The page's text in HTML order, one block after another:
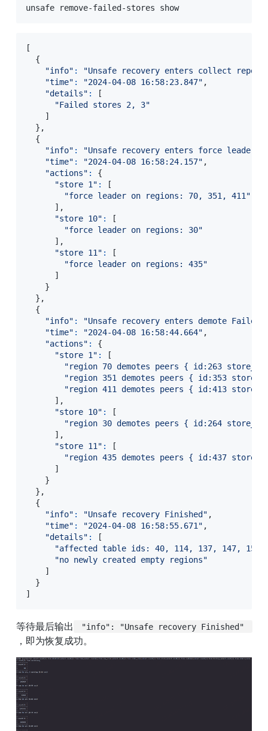
unsafe remove-failed-stores show
[
{
"info" :
"Unsafe recovery enters collect report
"time" : "2024-04-08 16:58:23.847" ,
"details" :
[
"Failed stores 2, 3"
]
} ,
{
"info" :
"Unsafe recovery enters force leader
"time" : "2024-04-08 16:58:24.157" ,
"actions" :
{
"store 1" :
[
"force leader on regions: 70, 351, 411"
] ,
"store 10" :
[
"force leader on regions: 30"
] ,
"store 11" :
[
"force leader on regions: 435"
]
}
} ,
{
"info" :
"Unsafe recovery enters demote Failed
"time" : "2024-04-08 16:58:44.664" ,
"actions" :
{
"store 1" :
[
"region 70 demotes peers { id:263
"region 351 demotes peers { id:353
"region 411 demotes peers { id:413
] ,
"store 10" :
[
"region 30 demotes peers { id:264
] ,
"store 11" :
[
"region 435 demotes peers { id:437
]
}
} ,
{
"info" : "Unsafe recovery Finished" ,
"time" : "2024-04-08 16:58:55.671" ,
"details" :
[
"affected table ids: 40, 114, 137, 147, 152"
"no newly created empty regions"
]
}
]
等待最后输出
，即为恢复成功。